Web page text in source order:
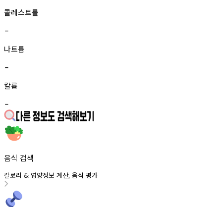
콜레스트롤
-
나트륨
-
칼륨
-
음식 검색
칼로리 & 영양정보 계산, 음식 평가